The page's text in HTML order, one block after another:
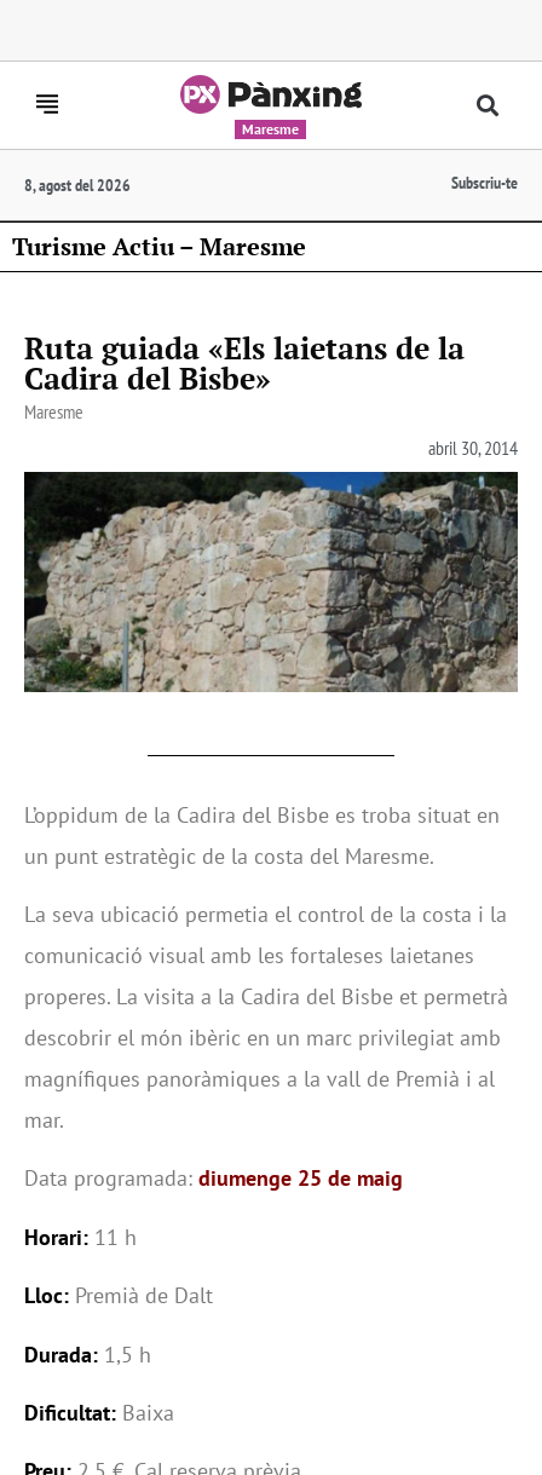
Maresme
8, agost del 2026 Subscriu-te
Turisme Actiu – Maresme
Ruta guiada «Els laietans de la
Cadira del Bisbe»
Maresme
abril 30, 2014
L’oppidum de la Cadira del Bisbe es troba situat en
un punt estratègic de la costa del Maresme.
La seva ubicació permetia el control de la costa i la
comunicació visual amb les fortaleses laietanes
properes. La visita a la Cadira del Bisbe et permetrà
descobrir el món ibèric en un marc privilegiat amb
magnífiques panoràmiques a la vall de Premià i al
mar.
Data programada: diumenge 25 de maig
Horari: 11 h
Lloc: Premià de Dalt
Durada: 1,5 h
Dificultat: Baixa